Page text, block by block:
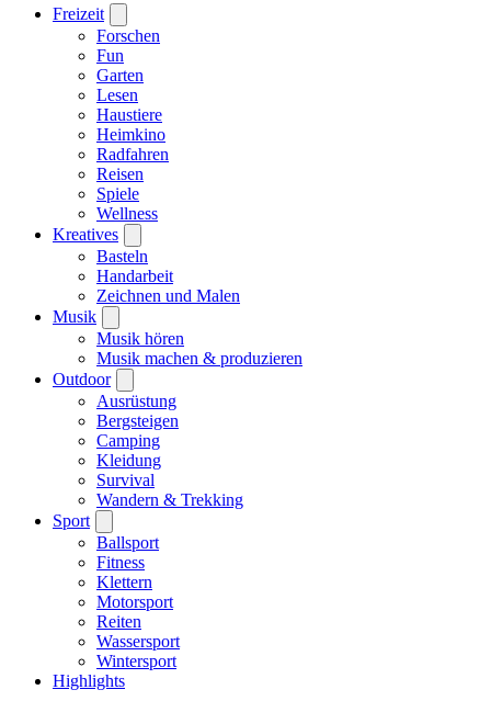
Freizeit
Forschen
Fun
Garten
Lesen
Haustiere
Heimkino
Radfahren
Reisen
Spiele
Wellness
Kreatives
Basteln
Handarbeit
Zeichnen und Malen
Musik
Musik hören
Musik machen & produzieren
Outdoor
Ausrüstung
Bergsteigen
Camping
Kleidung
Survival
Wandern & Trekking
Sport
Ballsport
Fitness
Klettern
Motorsport
Reiten
Wassersport
Wintersport
Highlights